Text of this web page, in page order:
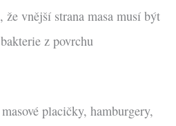
že vnější strana masa musí být
z povrchu
placičky, hamburgery,